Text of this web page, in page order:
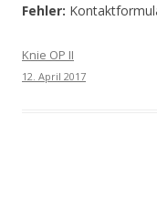
Fehler:
Knie OP II
12. April 2017